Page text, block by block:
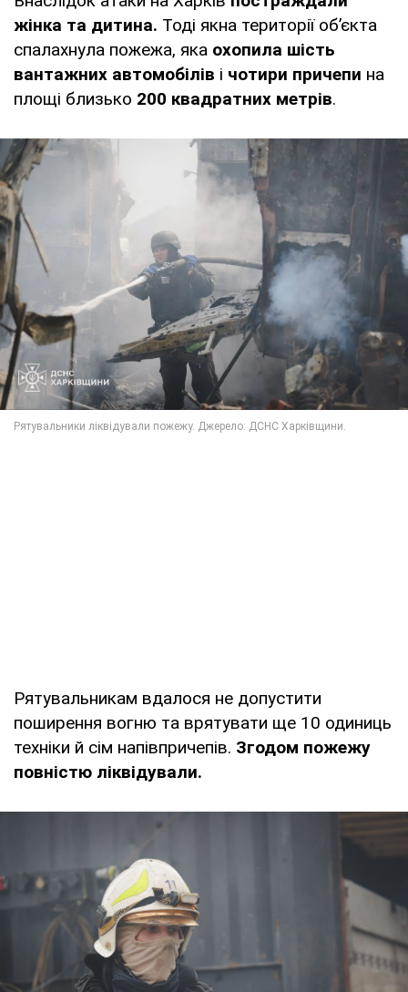
жінка та дитина. Тоді якна території об’єкта
спалахнула пожежа, яка охопила шість
вантажних автомобілів і чотири причепи на
площі близько 200 квадратних метрів.
Рятувальникам вдалося не допустити
поширення вогню та врятувати ще 10 одиниць
техніки й сім напівпричепів. Згодом пожежу
повністю ліквідували.